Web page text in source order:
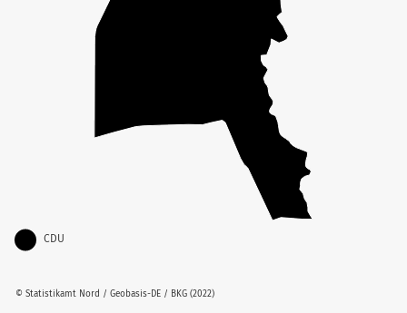
© Statistikamt Nord / Geobasis-DE / BKG (2022)
CDU